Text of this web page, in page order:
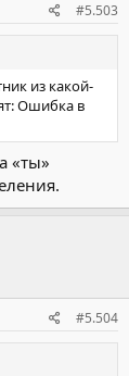
#5.503
из какой-
Ошибка в
«ты»
#5.504